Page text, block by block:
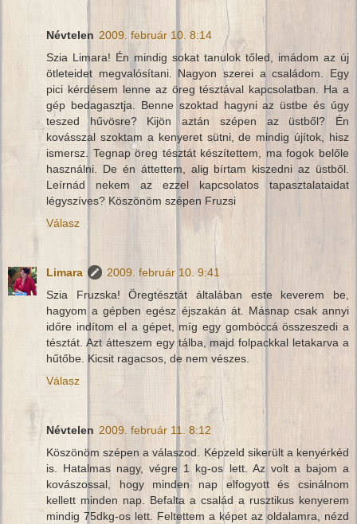
Névtelen 2009. február 10. 8:14
Szia Limara! Én mindig sokat tanulok tőled, imádom az új
ötleteidet megvalósítani. Nagyon szerei a családom. Egy
pici kérdésem lenne az öreg tésztával kapcsolatban. Ha a
gép bedagasztja. Benne szoktad hagyni az üstbe és úgy
teszed hűvösre? Kijön aztán szépen az üstből? Én
kovásszal szoktam a kenyeret sütni, de mindig újítok, hisz
ismersz. Tegnap öreg tésztát készítettem, ma fogok belőle
használni. De én áttettem, alig bírtam kiszedni az üstből.
Leírnád nekem az ezzel kapcsolatos tapasztalataidat
légyszíves? Köszönöm szépen Fruzsi
Válasz
Limara
2009. február 10. 9:41
Szia Fruzska! Öregtésztát általában este keverem be,
hagyom a gépben egész éjszakán át. Másnap csak annyi
időre indítom el a gépet, míg egy gombóccá összeszedi a
tésztát. Azt átteszem egy tálba, majd folpackkal letakarva a
hűtőbe. Kicsit ragacsos, de nem vészes.
Válasz
Névtelen 2009. február 11. 8:12
Köszönöm szépen a válaszod. Képzeld sikerült a kenyérkéd
is. Hatalmas nagy, végre 1 kg-os lett. Az volt a bajom a
kovászossal, hogy minden nap elfogyott és csinálnom
kellett minden nap. Befalta a család a rusztikus kenyerem
mindig 75dkg-os lett. Feltettem a képet az oldalamra, nézd